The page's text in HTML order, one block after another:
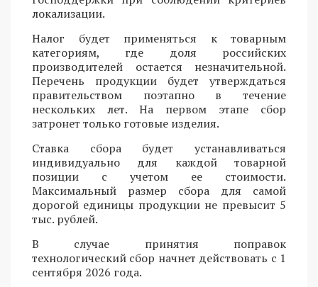
локализации.
Налог будет применяться к товарным
категориям, где доля российских
производителей остается незначительной.
Перечень продукции будет утверждаться
правительством поэтапно в течение
нескольких лет. На первом этапе сбор
затронет только готовые изделия.
Ставка сбора будет устанавливаться
индивидуально для каждой товарной
позиции с учетом ее стоимости.
Максимальный размер сбора для самой
дорогой единицы продукции не превысит 5
тыс. рублей.
В случае принятия поправок
технологический сбор начнет действовать с 1
сентября 2026 года.